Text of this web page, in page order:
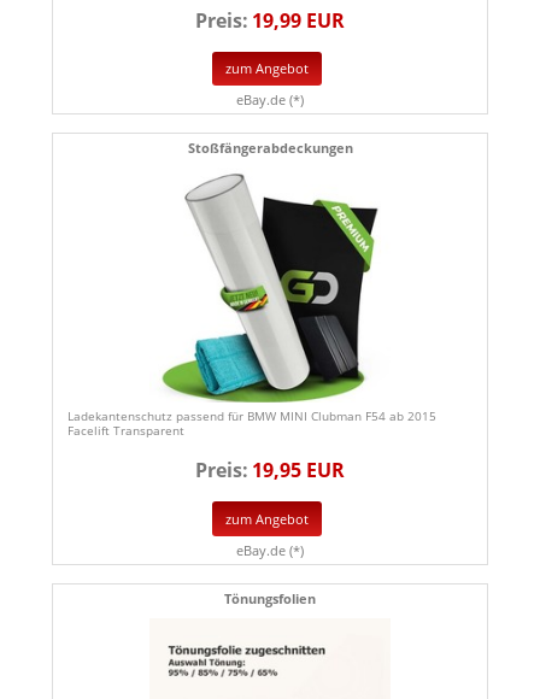
Preis: 19,99 EUR
zum Angebot
eBay.de (*)
Stoßfängerabdeckungen
Ladekantenschutz passend für BMW MINI Clubman F54 ab 2015
Facelift Transparent
Preis: 19,95 EUR
zum Angebot
eBay.de (*)
Tönungsfolien